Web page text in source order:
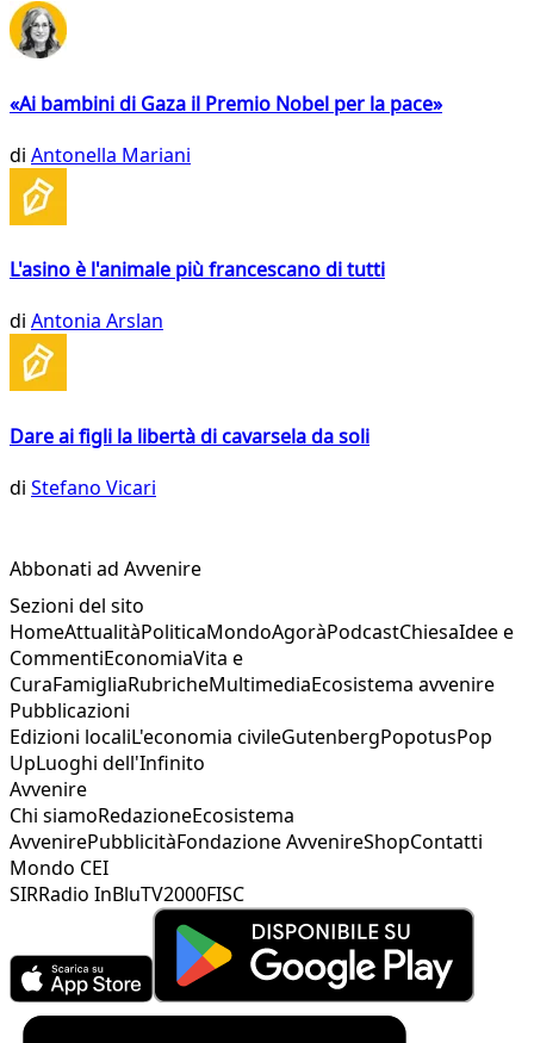
«Ai bambini di Gaza il Premio Nobel per la pace»
di Antonella Mariani
L'asino è l'animale più francescano di tutti
di Antonia Arslan
Dare ai figli la libertà di cavarsela da soli
di Stefano Vicari
Abbonati ad Avvenire
Sezioni del sito
HomeAttualitàPoliticaMondoAgoràPodcastChiesaIdee e
CommentiEconomiaVita e
CuraFamigliaRubricheMultimediaEcosistema avvenire
Pubblicazioni
Edizioni localiL'economia civileGutenbergPopotusPop
UpLuoghi dell'Infinito
Avvenire
Chi siamoRedazioneEcosistema
AvvenirePubblicitàFondazione AvvenireShopContatti
Mondo CEI
SIRRadio InBluTV2000FISC